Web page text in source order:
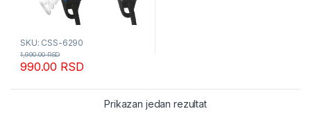
SKU: CSS-6290
990.00 RSD
1,990.00RSD
Prikazan jedan rezultat